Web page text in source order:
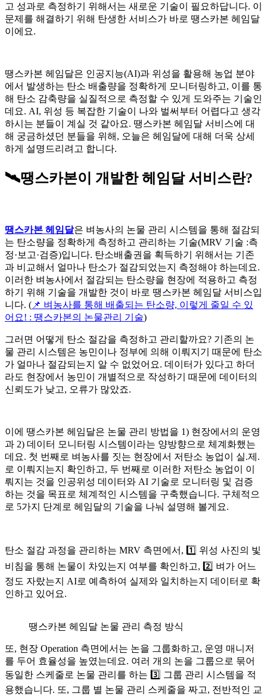
고 성과로 측정하기 위해서는 새로운 기술이 필요하답니다. 이
문제를 해결하기 위해 탄생한 서비스가 바로 땡스카본 헤임달
이에요.
땡스카본 헤임달은 인공지능(AI)과 위성을 활용해 농업 분야
에서 발생하는 탄소 배출량을 정확하게 모니터링하고, 이를 통
해 탄소 감축량을 실질적으로 측정할 수 있게 도와주는 기술인
데요. AI, 위성 등 복잡한 기술이 나와 벌써부터 어렵다고 생각
하시는 분들이 계실 것 같아요. 땡스카본 헤임달 서비스에 대
해 궁금하셨던 분들을 위해, 오늘은 헤임달에 대해 더욱 상세
하게 설명드리려고 합니다.
🛰️땡스카본이 개발한 헤임달 서비스란?
땡스카본 헤임달은 벼농사의 논물 관리 시스템을 통해 절감되
는 탄소량을 정확하게 측정하고 관리하는 기술(MRV 기술 :측
정·보고·검증)입니다. 탄소배출권을 획득하기 위해서는 기존
과 비교해서 얼마나 탄소가 절감되었는지 측정해야 하는데요.
이러한 벼농사에서 절감되는 탄소량을 현장에 적용하고 측정
하기 위해 기술을 개발한 것이 바로 땡스카본 헤임달 서비스입
니다. ( 📌 벼농사를 통해 배출되는 탄소량, 이렇게 줄일 수 있
어요! : 땡스카본의 논물관리 기술)
그러면 어떻게 탄소 절감을 측정하고 관리할까요? 기존의 논
물 관리 시스템은 농민이나 정부에 의해 이뤄지기 때문에 탄소
가 얼마나 절감되는지 알 수 없었어요. 데이터가 있다고 하더
라도 현장에서 농민이 개별적으로 작성하기 때문에 데이터의
신뢰도가 낮고, 오류가 많았죠.
이에 땡스카본 헤임달은 논물 관리 방법을 1) 현장에서의 운영
과 2) 데이터 모니터링 시스템이라는 양방향으로 체계화했는
데요. 첫 번째로 벼농사를 짓는 현장에서 저탄소 농업이 실.제.
로 이뤄지는지 확인하고, 두 번째로 이러한 저탄소 농업이 이
뤄지는 것을 인공위성 데이터와 AI 기술로 모니터링 및 검증
하는 것을 목표로 체계적인 시스템을 구축했습니다. 구체적으
로 5가지 단계로 헤임달의 기술을 나눠 설명해 볼게요.
탄소 절감 과정을 관리하는 MRV 측면에서, 1️⃣ 위성 사진의 빛
비침을 통해 논물이 차있는지 여부를 확인하고, 2️⃣ 벼가 어느
정도 자랐는지 AI로 예측하여 실제와 일치하는지 데이터로 확
인하고 있어요.
땡스카본 헤임달 논물 관리 측정 방식
또, 현장 Operation 측면에서는 논을 그룹화하고, 운영 매니저
를 두어 효율성을 높였는데요. 여러 개의 논을 그룹으로 묶어
동일한 스케줄로 논물 관리를 하는 3️⃣ 그룹 관리 시스템을 적
용했습니다. 또, 그룹 별 논물 관리 스케줄을 짜고, 전반적인 교